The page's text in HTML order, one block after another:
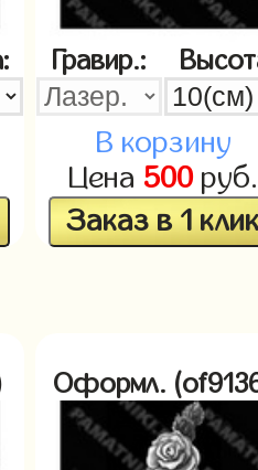
Гравир.:
В корзину
Цена 500руб.
Заказ в 1
Оформл.